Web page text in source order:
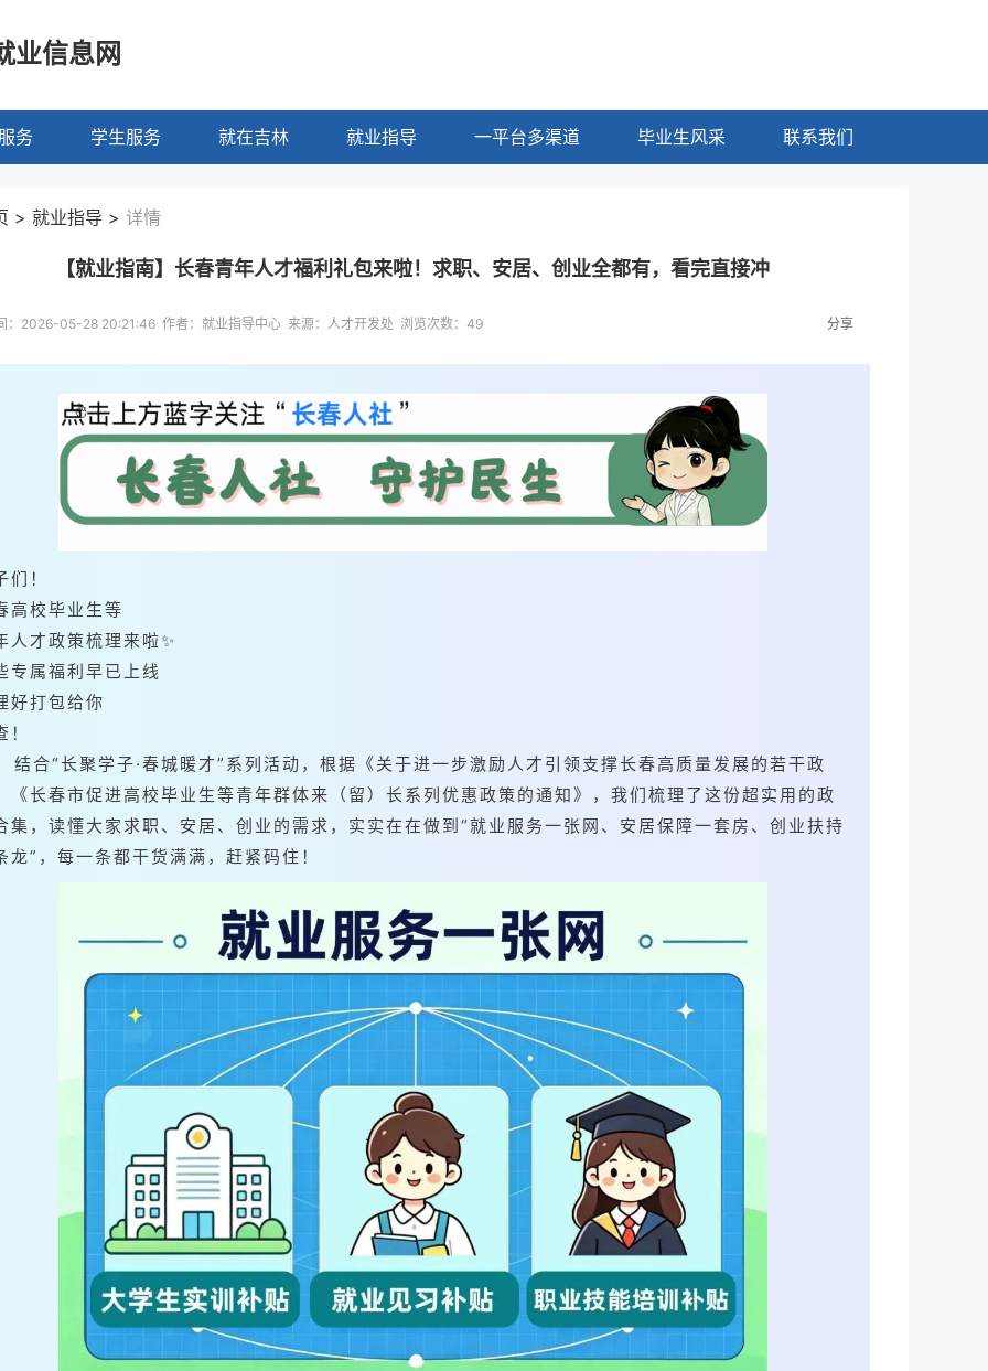
业信息网
务 学生服务 就在吉林 就业指导 一平台多渠道 毕业生风采 联系我们
> 就业指导 > 详情
【就业指南】长春青年人才福利礼包来啦！求职、安居、创业全都有，看完直接冲
：2026-05-28 20:21:46 作者：就业指导中心 来源：人才开发处 浏览次数： 49 分享
们！
高校毕业生等
人才政策梳理来啦✨
专属福利早已上线
好打包给你
！
结合“长聚学子·春城暖才”系列活动，根据《关于进一步激励人才引领支撑长春高质量发展的若干政
《长春市促进高校毕业生等青年群体来（留）长系列优惠政策的通知》，我们梳理了这份超实用的政
集，读懂大家求职、安居、创业的需求，实实在在做到“就业服务一张网、安居保障一套房、创业扶持
龙”，每一条都干货满满，赶紧码住！